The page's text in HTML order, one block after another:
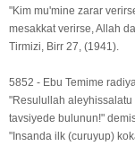
"Kim mu'mine zarar
mesakkat verirse, Allah
Tirmizi, Birr 27, (1941).
5852 - Ebu Temime
"Resulullah
tavsiyede bulunun!"
"Insanda ilk (curuyup)